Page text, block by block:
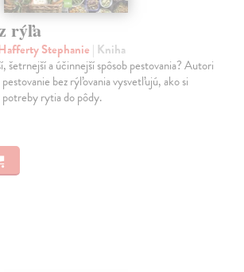
rýľa
Stephanie | Kniha
šetrnejší a účinnejší spôsob pestovania? Autori
bez rýľovania vysvetľujú, ako si
rytia do pôdy.